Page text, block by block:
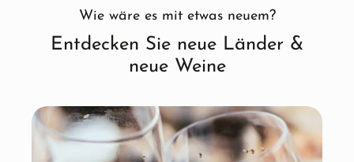
Wie wäre es mit etwas neuem?
Entdecken Sie neue Länder &
neue Weine